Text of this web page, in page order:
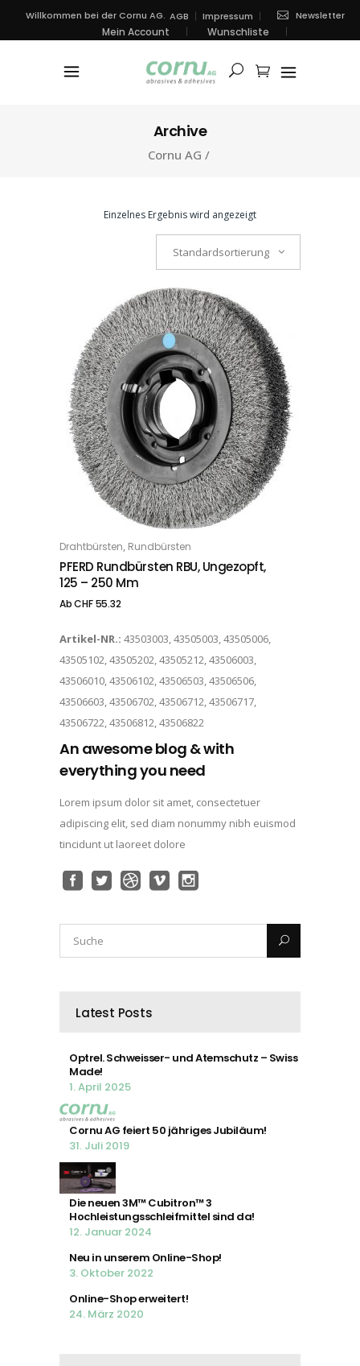
Willkommen bei der Cornu AG. AGB Impressum Newsletter
Mein Account Wunschliste
Archive
Cornu AG /
Einzelnes Ergebnis wird angezeigt
Standardsortierung
OPTIONS
Drahtbürsten, Rundbürsten
PFERD Rundbürsten RBU, Ungezopft,
125 – 250 Mm
AbCHF55.32
Artikel-NR.: 43503003, 43505003, 43505006,
43505102, 43505202, 43505212, 43506003,
43506010, 43506102, 43506503, 43506506,
43506603, 43506702, 43506712, 43506717,
43506722, 43506812, 43506822
An awesome blog & with
everything you need
Lorem ipsum dolor sit amet, consectetuer
adipiscing elit, sed diam nonummy nibh euismod
tincidunt ut laoreet dolore
Latest Posts
Optrel. Schweisser- und Atemschutz – Swiss
Made!
1. April 2025
Cornu AG feiert 50 jähriges Jubiläum!
31. Juli 2019
Die neuen 3M™ Cubitron™ 3
Hochleistungsschleifmittel sind da!
12. Januar 2024
Neu in unserem Online-Shop!
3. Oktober 2022
Online-Shop erweitert!
24. März 2020